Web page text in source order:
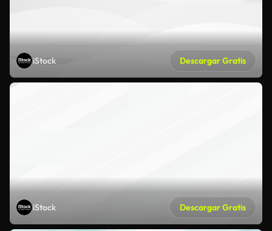
iStock Descargar Gratis
iStock Descargar Gratis